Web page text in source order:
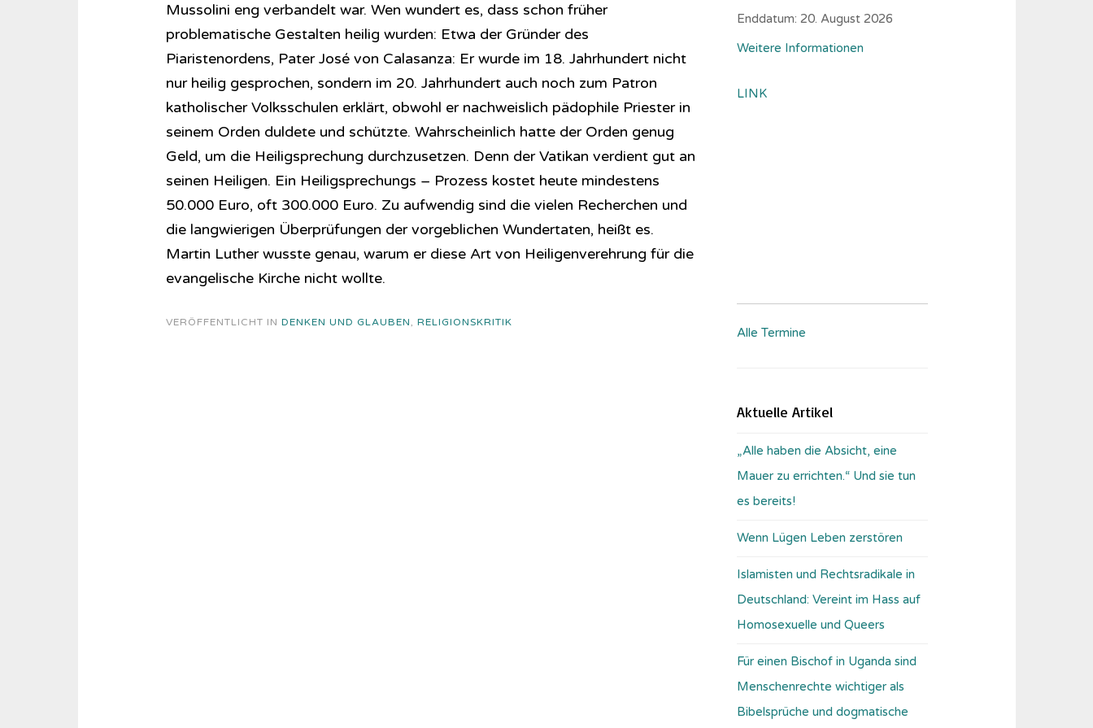
Mussolini eng verbandelt war. Wen wundert es, dass schon früher
problematische Gestalten heilig wurden: Etwa der Gründer des
Piaristenordens, Pater José von Calasanza: Er wurde im 18. Jahrhundert nicht
nur heilig gesprochen, sondern im 20. Jahrhundert auch noch zum Patron
katholischer Volksschulen erklärt, obwohl er nachweislich pädophile Priester in
seinem Orden duldete und schützte. Wahrscheinlich hatte der Orden genug
Geld, um die Heiligsprechung durchzusetzen. Denn der Vatikan verdient gut an
seinen Heiligen. Ein Heiligsprechungs – Prozess kostet heute mindestens
50.000 Euro, oft 300.000 Euro. Zu aufwendig sind die vielen Recherchen und
die langwierigen Überprüfungen der vorgeblichen Wundertaten, heißt es.
Martin Luther wusste genau, warum er diese Art von Heiligenverehrung für die
evangelische Kirche nicht wollte.
VERÖFFENTLICHT IN DENKEN UND GLAUBEN, RELIGIONSKRITIK
Enddatum: 20. August 2026
Weitere Informationen
LINK
Alle Termine
Aktuelle Artikel
„Alle haben die Absicht, eine
Mauer zu errichten.“ Und sie tun
es bereits!
Wenn Lügen Leben zerstören
Islamisten und Rechtsradikale in
Deutschland: Vereint im Hass auf
Homosexuelle und Queers
Für einen Bischof in Uganda sind
Menschenrechte wichtiger als
Bibelsprüche und dogmatische